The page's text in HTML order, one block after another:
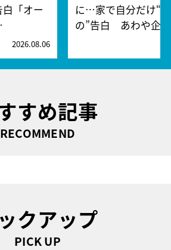
「オー
2026.08.06
に…家で自分だけ“
の”告白 あわや企…
すめ記事
RECOMMEND
クアップ
PICK UP